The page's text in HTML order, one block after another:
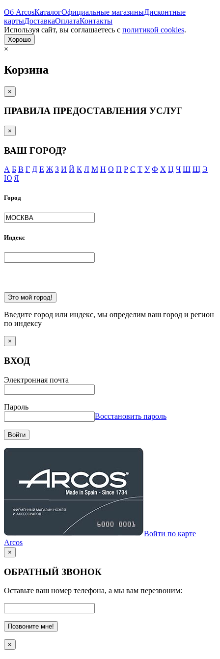
Об ArcosКаталогОфициальные магазиныДисконтные
картыДоставкаОплатаКонтакты
Используя сайт, вы согла­шаетесь с политикой cookies.
Хорошо
×
Корзина
×
ПРАВИЛА ПРЕДОСТАВЛЕНИЯ УСЛУГ
×
ВАШ ГОРОД?
А Б В Г Д Е Ж З И Й К Л М Н О П Р С Т У Ф Х Ц Ч Ш Щ Э
Ю Я
Город
Индекс
Это мой город!
Введите город или индекс, мы определим ваш город и регион
по индексу
×
ВХОД
Электронная почта
Пароль
Восстановить пароль
Войти
Войти по карте
Arcos
×
ОБРАТНЫЙ ЗВОНОК
Оставьте ваш номер телефона, а мы вам перезвоним:
Позвоните мне!
×